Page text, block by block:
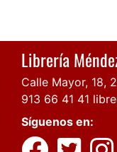
Librería
Calle Mayor, 18,
913 66 41 41
Síguenos en: